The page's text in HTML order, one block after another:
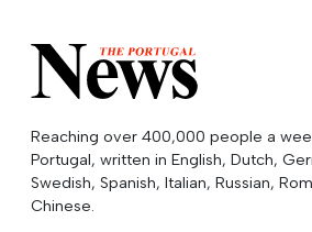
Reaching over 400,000 people a
Portugal, written in English, Dutch,
Swedish, Spanish, Italian, Russian,
Chinese.